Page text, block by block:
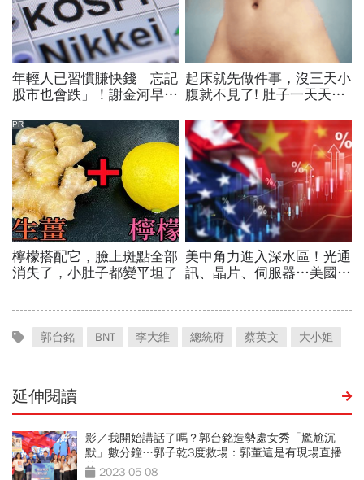
郭台銘 BNT 李大維 總統府 蔡英文 大小姐
延伸閱讀
影／我開始講話了嗎？郭台銘造勢處女秀「尷尬沉
默」數分鐘…郭子乾3度救場：郭董這是有現場直播
的 2023-05-08